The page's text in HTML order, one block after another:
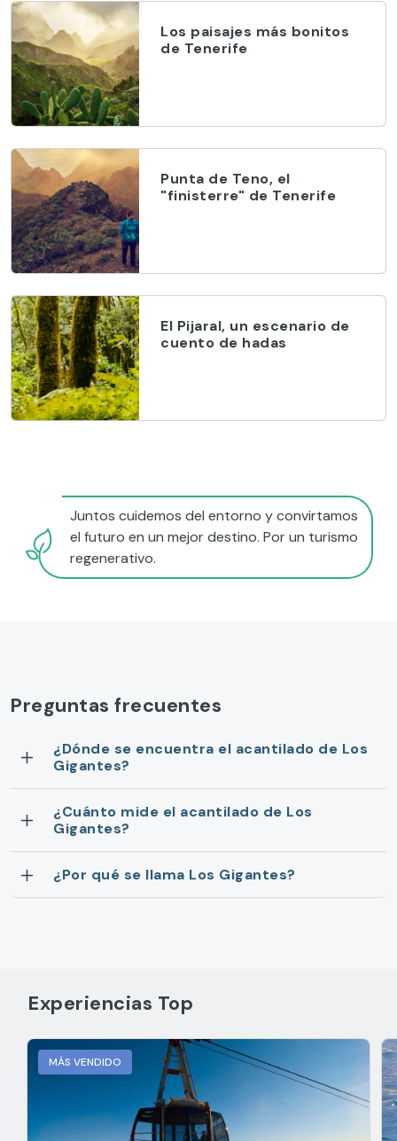
Los paisajes más bonitos
de Tenerife
Punta de Teno, el
"finisterre" de Tenerife
El Pijaral, un escenario de
cuento de hadas
Juntos cuidemos del entorno y convirtamos
el futuro en un mejor destino. Por un turismo
regenerativo.
Preguntas frecuentes
¿Dónde se encuentra el acantilado de Los
Gigantes?
¿Cuánto mide el acantilado de Los
Gigantes?
¿Por qué se llama Los Gigantes?
Experiencias Top
MÁS VENDIDO